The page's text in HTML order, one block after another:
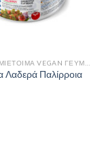
Λαδερά Παλίρροια